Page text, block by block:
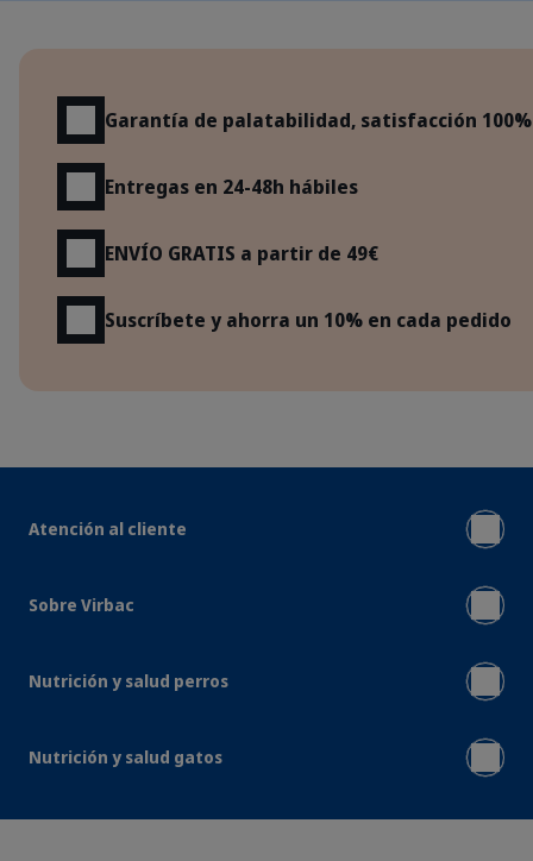
Garantía de palatabilidad, satisfacción 100%
Entregas en 24-48h hábiles
ENVÍO GRATIS a partir de 49€
Suscríbete y ahorra un 10% en cada pedido
Atención al cliente
Sobre Virbac
Nutrición y salud perros
Nutrición y salud gatos